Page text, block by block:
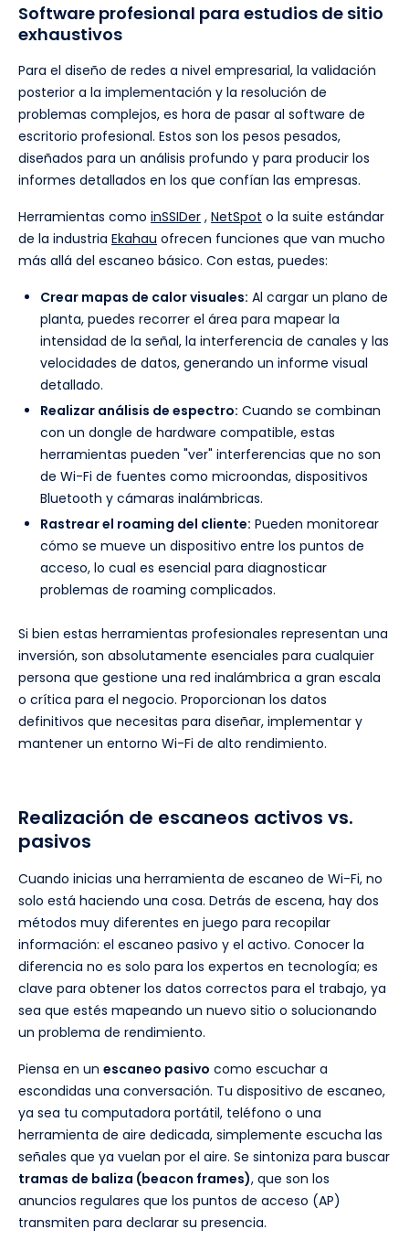
Software profesional para estudios de sitio
exhaustivos
Para el diseño de redes a nivel empresarial, la validación
posterior a la implementación y la resolución de
problemas complejos, es hora de pasar al software de
escritorio profesional. Estos son los pesos pesados,
diseñados para un análisis profundo y para producir los
informes detallados en los que confían las empresas.
Herramientas como inSSIDer , NetSpot o la suite estándar
de la industria Ekahau ofrecen funciones que van mucho
más allá del escaneo básico. Con estas, puedes:
Crear mapas de calor visuales: Al cargar un plano de
planta, puedes recorrer el área para mapear la
intensidad de la señal, la interferencia de canales y las
velocidades de datos, generando un informe visual
detallado.
Realizar análisis de espectro: Cuando se combinan
con un dongle de hardware compatible, estas
herramientas pueden "ver" interferencias que no son
de Wi-Fi de fuentes como microondas, dispositivos
Bluetooth y cámaras inalámbricas.
Rastrear el roaming del cliente: Pueden monitorear
cómo se mueve un dispositivo entre los puntos de
acceso, lo cual es esencial para diagnosticar
problemas de roaming complicados.
Si bien estas herramientas profesionales representan una
inversión, son absolutamente esenciales para cualquier
persona que gestione una red inalámbrica a gran escala
o crítica para el negocio. Proporcionan los datos
definitivos que necesitas para diseñar, implementar y
mantener un entorno Wi-Fi de alto rendimiento.
Realización de escaneos activos vs.
pasivos
Cuando inicias una herramienta de escaneo de Wi-Fi, no
solo está haciendo una cosa. Detrás de escena, hay dos
métodos muy diferentes en juego para recopilar
información: el escaneo pasivo y el activo. Conocer la
diferencia no es solo para los expertos en tecnología; es
clave para obtener los datos correctos para el trabajo, ya
sea que estés mapeando un nuevo sitio o solucionando
un problema de rendimiento.
Piensa en un escaneo pasivo como escuchar a
escondidas una conversación. Tu dispositivo de escaneo,
ya sea tu computadora portátil, teléfono o una
herramienta de aire dedicada, simplemente escucha las
señales que ya vuelan por el aire. Se sintoniza para buscar
tramas de baliza (beacon frames), que son los
anuncios regulares que los puntos de acceso (AP)
transmiten para declarar su presencia.